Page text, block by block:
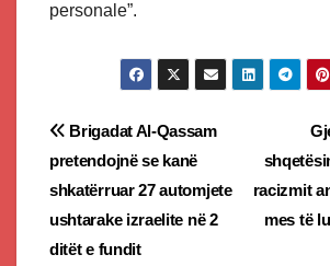
personale”.
Post
navigation
racizmit
mes të
Brigadat Al-Qassam
pretendojnë se kanë
shkatërruar 27 automjete
ushtarake izraelite në 2
ditët e fundit